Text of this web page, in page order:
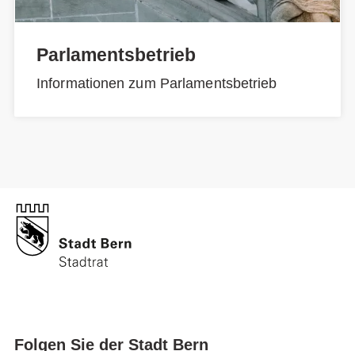
Parlamentsbetrieb
Informationen zum Parlamentsbetrieb
Folgen Sie der Stadt Bern